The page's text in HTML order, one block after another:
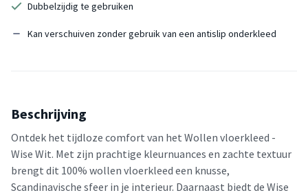
Dubbelzijdig te gebruiken
Kan verschuiven zonder gebruik van een antislip onderkleed
Beschrijving
Ontdek het tijdloze comfort van het Wollen vloerkleed -
Wise Wit. Met zijn prachtige kleurnuances en zachte textuur
brengt dit 100% wollen vloerkleed een knusse,
Scandinavische sfeer in je interieur. Daarnaast biedt de Wise